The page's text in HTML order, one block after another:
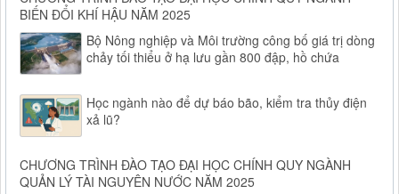
BIẾN ĐỔI KHÍ HẬU NĂM 2025
Bộ Nông nghiệp và Môi trường công bố giá trị dòng
chảy tối thiểu ở hạ lưu gần 800 đập, hồ chứa
Học ngành nào để dự báo bão, kiểm tra thủy điện
xả lũ?
CHƯƠNG TRÌNH ĐÀO TẠO ĐẠI HỌC CHÍNH QUY NGÀNH
QUẢN LÝ TÀI NGUYÊN NƯỚC NĂM 2025